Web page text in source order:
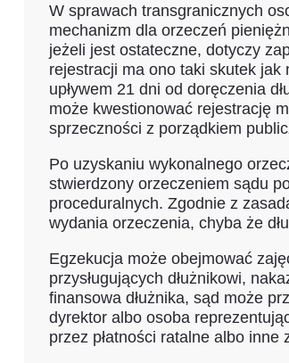
W sprawach transgranicznych
mechanizm dla orzeczeń
jeżeli jest ostateczne, dotyczy
rejestracji ma ono taki skutek jak
upływem 21 dni od doręczenia
może kwestionować rejestrację
sprzeczności z porządkiem
Po uzyskaniu wykonalnego
stwierdzony orzeczeniem sądu
proceduralnych. Zgodnie z
wydania orzeczenia, chyba że
Egzekucja może obejmować
przysługujących dłużnikowi,
finansowa dłużnika, sąd może
dyrektor albo osoba
przez płatności ratalne albo inne